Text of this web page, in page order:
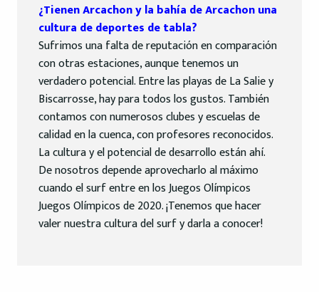
¿Tienen Arcachon y la bahía de Arcachon una
cultura de deportes de tabla?
Sufrimos una falta de reputación en comparación
con otras estaciones, aunque tenemos un
verdadero potencial. Entre las playas de La Salie y
Biscarrosse, hay para todos los gustos. También
contamos con numerosos clubes y escuelas de
calidad en la cuenca, con profesores reconocidos.
La cultura y el potencial de desarrollo están ahí.
De nosotros depende aprovecharlo al máximo
cuando el surf entre en los Juegos Olímpicos
Juegos Olímpicos de 2020. ¡Tenemos que hacer
valer nuestra cultura del surf y darla a conocer!